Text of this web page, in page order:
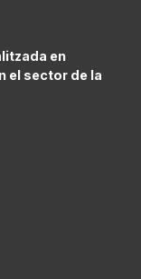
en
el sector de la